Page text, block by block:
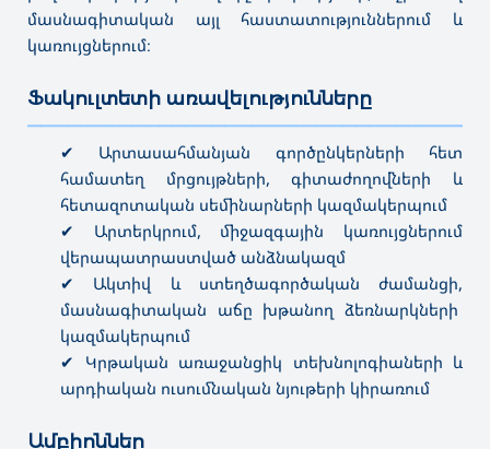
մասնագիտական այլ հաստատություններում և
կառույցներում։
Ֆակուլտետի առավելությունները
✔ Արտասահմանյան գործընկերների հետ
համատեղ մրցույթների, գիտաժողովների և
հետազոտական ​​սեմինարների կազմակերպում
✔ Արտերկրում, միջազգային կառույցներում
վերապատրաստված անձնակազմ
✔ Ակտիվ և ստեղծագործական ժամանցի,
մասնագիտական աճը խթանող ձեռնարկների
կազմակերպում
✔ Կրթական առաջանցիկ տեխնոլոգիաների և
արդիական ուսումնական նյութերի կիրառում
Ամբիոններ